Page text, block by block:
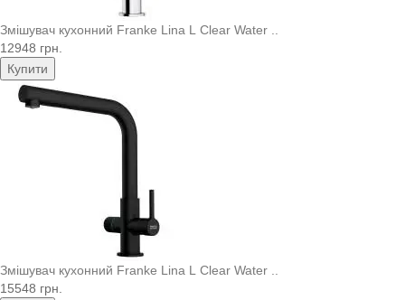
Змішувач кухонний Franke Lina L Clear Water ..
12948 грн.
Купити
Змішувач кухонний Franke Lina L Clear Water ..
15548 грн.